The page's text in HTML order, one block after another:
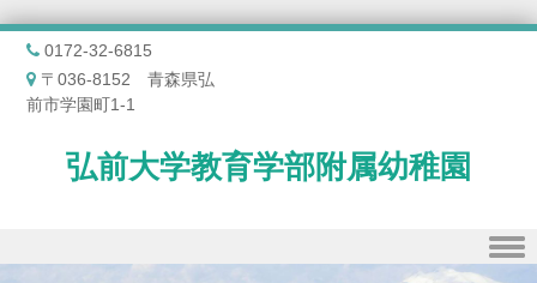
0172-32-6815
〒036-8152 青森県弘
前市学園町1-1
弘前大学教育学部附属幼稚園